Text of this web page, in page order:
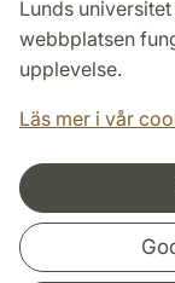
Lunds
webbplatsen
upplevelse.
Läs mer i vår
Behandling av